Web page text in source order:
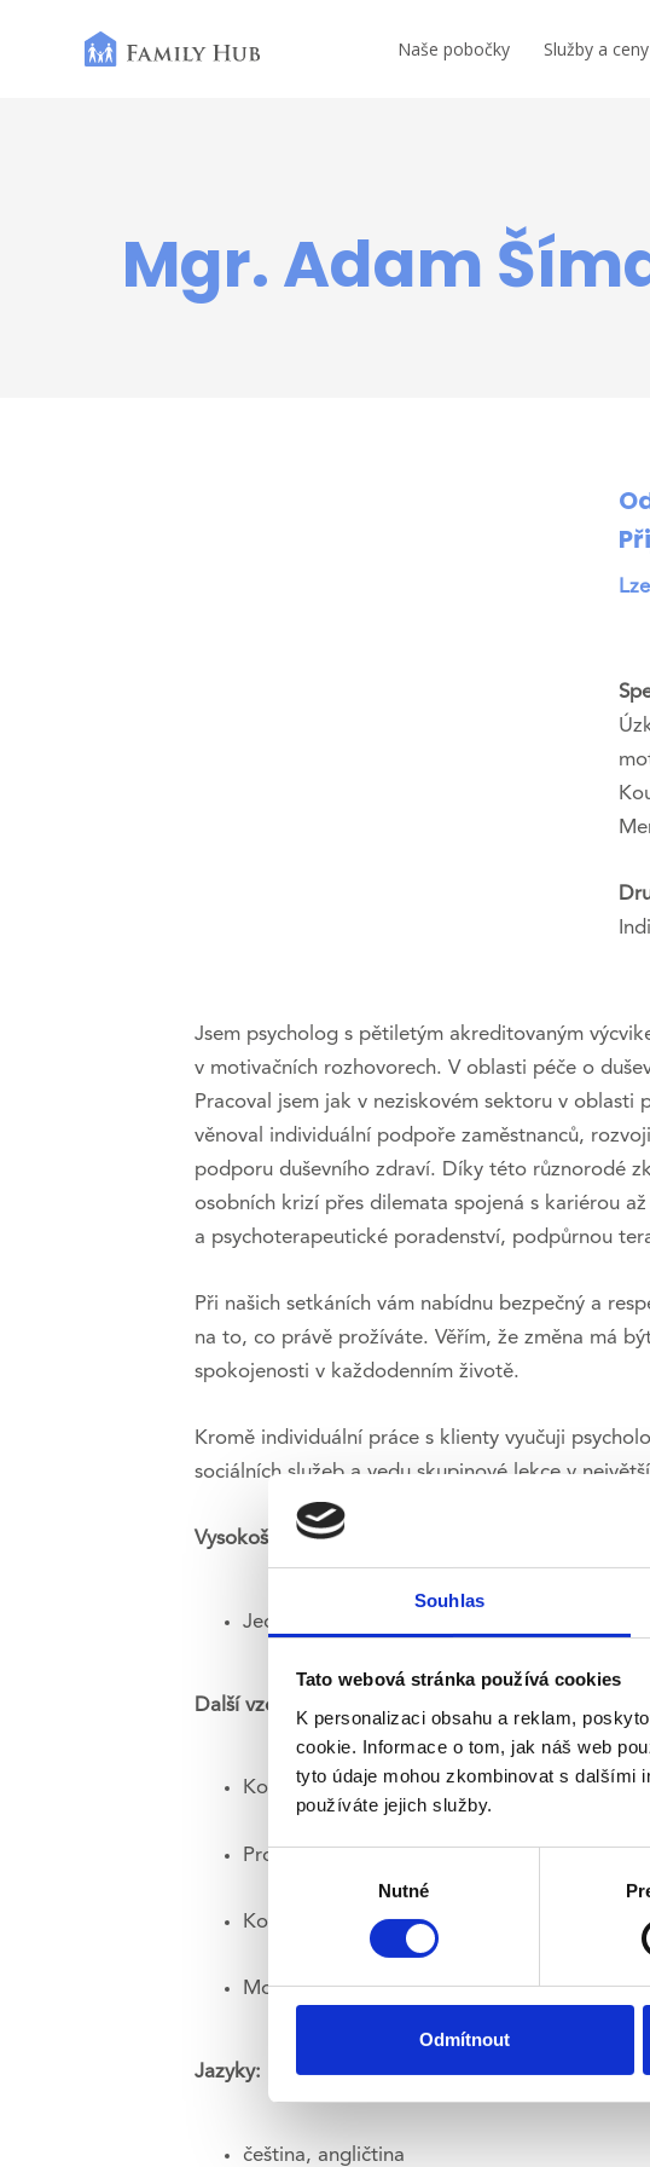
Souhlas
Tato webová stránka používá cookies
K personalizaci obsahu a reklam,
cookie. Informace o tom, jak náš web
tyto údaje mohou zkombinovat s dalšími
používáte jejich služby.
Výběr
Nutné
Odmítnout
Naše pobočky Služby a ceny
Mgr. Adam
Jsem psycholog s pětiletým akreditovaným
v motivačních rozhovorech. V oblasti péče o
Pracoval jsem jak v neziskovém sektoru v
věnoval individuální podpoře zaměstnanců,
podporu duševního zdraví. Díky této různorodé
osobních krizí přes dilemata spojená s kariérou
a psychoterapeutické poradenství, podpůrnou
Při našich setkáních vám nabídnu bezpečný a
na to, co právě prožíváte. Věřím, že změna má
spokojenosti v každodenním životě.
Kromě individuální práce s klienty vyučuji
sociálních služeb a vedu skupinové lekce v
Vysokoškolské vzdělání:
Jednooborová psychologie na Filozofické
Další vzdělání:
Koučovací a supervizní výcvik v přístupu
Profesní diagnostika: Hogan Assessment |
Kompletní krizová intervence – Déčko
Motivační rozhovory – Sdružení pro
Jazyky:
čeština, angličtina